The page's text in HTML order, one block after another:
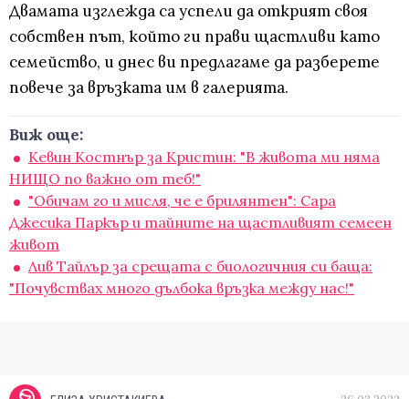
Двамата изглежда са успели да открият своя
собствен път, който ги прави щастливи като
семейство, и днес ви предлагаме да разберете
повече за връзката им в галерията.
Виж още:
Кевин Костнър за Кристин: "В живота ми няма
НИЩО по важно от теб!"
"Обичам го и мисля, че е брилянтен": Сара
Джесика Паркър и тайните на щастливият семеен
живот
Лив Тайлър за срещата с биологичния си баща:
"Почувствах много дълбока връзка между нас!"